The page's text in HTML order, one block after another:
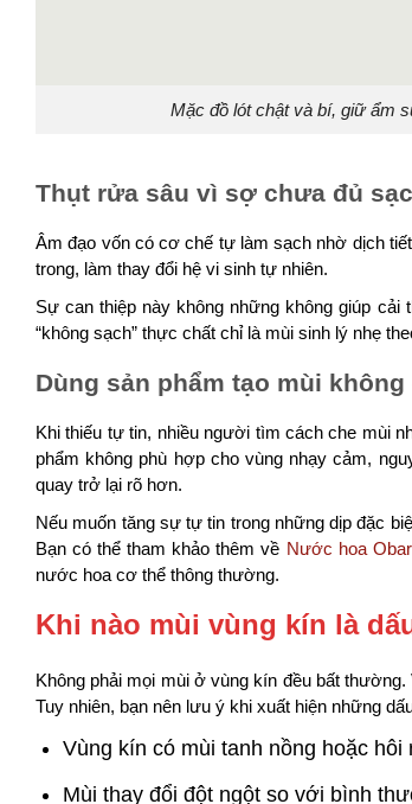
Mặc đồ lót chật và bí, giữ ẩm
Thụt rửa sâu vì sợ chưa đủ
Âm đạo vốn có cơ chế tự làm sạch nhờ dịch
trong, làm thay đổi hệ vi sinh tự nhiên.
Sự can thiệp này không những không giúp
“không sạch” thực chất chỉ là mùi sinh lý nhẹ
Dùng sản phẩm tạo mùi
Khi thiếu tự tin, nhiều người tìm cách che mùi
phẩm không phù hợp cho vùng nhạy cảm,
quay trở lại rõ hơn.
Nếu muốn tăng sự tự tin trong những dịp đặc
Bạn có thể tham khảo thêm về Nước hoa
nước hoa cơ thể thông thường.
Khi nào mùi vùng kín là
Không phải mọi mùi ở vùng kín đều bất
Tuy nhiên, bạn nên lưu ý khi xuất hiện những
Vùng kín có mùi tanh nồng hoặc hôi
Mùi thay đổi đột ngột so với bình